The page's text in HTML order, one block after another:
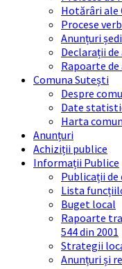
Hotărâri ale
Procese
Anunțuri
Declarații
Rapoarte
Comuna Sutești
Despre
Date
Harta
Anunțuri
Achiziții publice
Informații Publice
Publicații de
Lista
Buget local
Rapoarte
544 din 2001
Strategii
Anunțuri și